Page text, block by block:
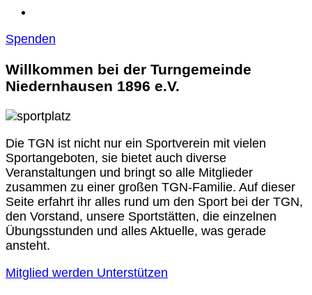
Spenden
Willkommen bei der Turngemeinde
Niedernhausen 1896 e.V.
Die TGN ist nicht nur ein Sportverein mit vielen
Sportangeboten, sie bietet auch diverse
Veranstaltungen und bringt so alle Mitglieder
zusammen zu einer großen TGN-Familie. Auf dieser
Seite erfahrt ihr alles rund um den Sport bei der TGN,
den Vorstand, unsere Sportstätten, die einzelnen
Übungsstunden und alles Aktuelle, was gerade
ansteht.
Mitglied werden Unterstützen